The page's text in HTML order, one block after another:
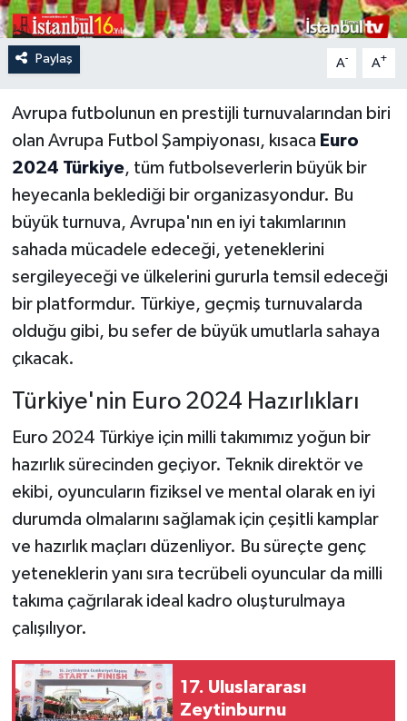
Paylaş A- A+
Avrupa futbolunun en prestijli turnuvalarından biri
olan Avrupa Futbol Şampiyonası, kısaca Euro
2024 Türkiye, tüm futbolseverlerin büyük bir
heyecanla beklediği bir organizasyondur. Bu
büyük turnuva, Avrupa'nın en iyi takımlarının
sahada mücadele edeceği, yeteneklerini
sergileyeceği ve ülkelerini gururla temsil edeceği
bir platformdur. Türkiye, geçmiş turnuvalarda
olduğu gibi, bu sefer de büyük umutlarla sahaya
çıkacak.
Türkiye'nin Euro 2024 Hazırlıkları
Euro 2024 Türkiye için milli takımımız yoğun bir
hazırlık sürecinden geçiyor. Teknik direktör ve
ekibi, oyuncuların fiziksel ve mental olarak en iyi
durumda olmalarını sağlamak için çeşitli kamplar
ve hazırlık maçları düzenliyor. Bu süreçte genç
yeteneklerin yanı sıra tecrübeli oyuncular da milli
takıma çağrılarak ideal kadro oluşturulmaya
çalışılıyor.
17. Uluslararası
Zeytinburnu